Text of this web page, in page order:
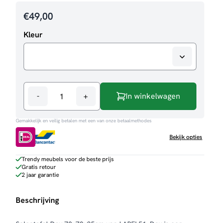
€49,00
Kleur
-
Bijzettafel
Dox
aantal
+ In winkelwagen
Gemakkelijk en veilig betalen met een van onze betaalmethodes
Bekijk opties
Trendy meubels voor de beste prijs
Gratis retour
2 jaar garantie
Beschrijving